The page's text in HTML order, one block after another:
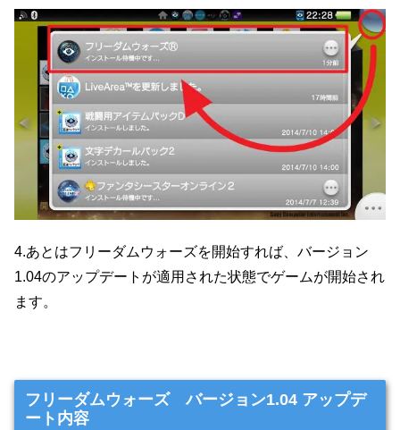
4.あとはフリーダムウォーズを開始すれば、バージョン
1.04のアップデートが適用された状態でゲームが開始され
ます。
フリーダムウォーズ バージョン1.04 アップデ
ート内容